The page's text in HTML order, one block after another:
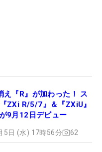
え『R』が加わった！ ス
ZXi R/5/7』＆『ZXiU』
9月12日デビュー
5日 (水) 17時56分 62